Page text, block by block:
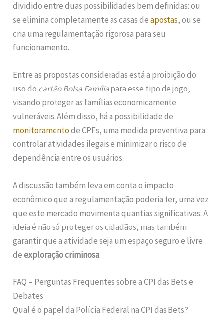
dividido entre duas possibilidades bem definidas: ou
se elimina completamente as casas deapostas, ou se
cria uma regulamentação rigorosa para seu
funcionamento.
Entre as propostas consideradas está a proibição do
uso do cartão Bolsa Famíliapara esse tipo de jogo,
visando proteger as famílias economicamente
vulneráveis. Além disso, há a possibilidade de
monitoramentode CPFs, uma medida preventiva para
controlar atividades ilegais e minimizar o risco de
dependência entre os usuários.
A discussão também leva em conta o impacto
econômico que a regulamentação poderia ter, uma vez
que este mercado movimenta quantias significativas. A
ideia é não só proteger os cidadãos, mas também
garantir que a atividade seja um espaço seguro e livre
deexploração criminosa.
FAQ – Perguntas Frequentes sobre a CPI das Bets e
Debates
Qual é o papel da Polícia Federal na CPI das Bets?